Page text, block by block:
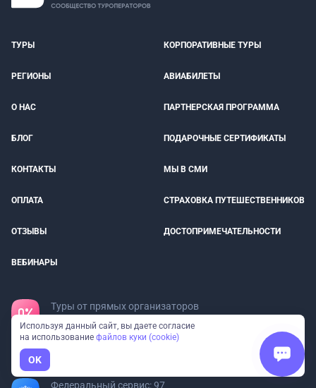
ТУРЫ КОРПОРАТИВНЫЕ ТУРЫ
РЕГИОНЫ АВИАБИЛЕТЫ
О НАС ПАРТНЕРСКАЯ ПРОГРАММА
БЛОГ ПОДАРОЧНЫЕ СЕРТИФИКАТЫ
КОНТАКТЫ МЫ В СМИ
ОПЛАТА СТРАХОВКА ПУТЕШЕСТВЕННИКОВ
ОТЗЫВЫ ДОСТОПРИМЕЧАТЕЛЬНОСТИ
ВЕБИНАРЫ
Туры от прямых организаторов
без наценок
Все организаторы в реестре
Федеральный сервис: 97
Используя данный сайт, вы даете согласие
на использование файлов куки (cookie)
OK